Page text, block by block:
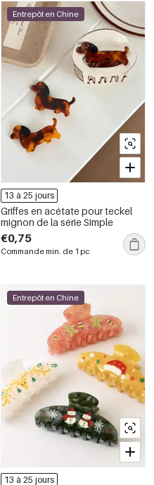
Entrepôt en Chine
13 à 25 jours
Griffes en acétate pour teckel
mignon de la série Simple
€0,75
Commande min. de 1 pc
Entrepôt en Chine
13 à 25 jours